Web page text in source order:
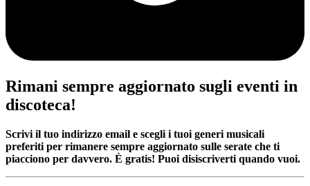
Rimani sempre aggiornato sugli eventi in
discoteca!
Scrivi il tuo indirizzo email e scegli i tuoi generi musicali
preferiti per rimanere sempre aggiornato sulle serate che ti
piacciono per davvero. È gratis! Puoi disiscriverti quando vuoi.